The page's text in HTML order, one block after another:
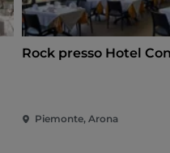
Rock presso Hotel
Piemonte, Arona